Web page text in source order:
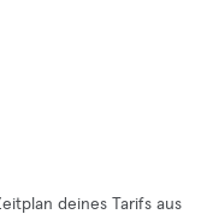
deines Tarifs aus